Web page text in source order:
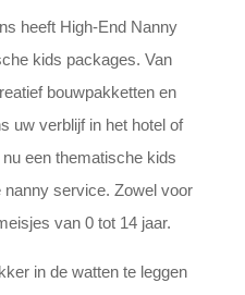
heeft High-End Nanny
kids packages. Van
bouwpakketten en
uw verblijf in het hotel of
een thematische kids
nanny service. Zowel voor
van 0 tot 14 jaar.
in de watten te leggen